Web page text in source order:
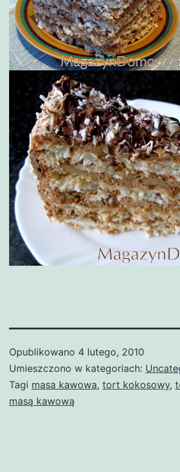
Opublikowano 4 lutego, 2010
Umieszczono w kategoriach:
Tagi masa kawowa, tort kokosowy,
masą kawową